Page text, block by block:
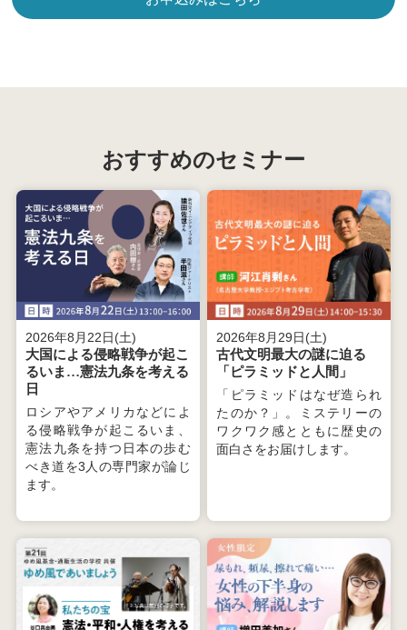
おすすめのセミナー
2026年8月22日(土)
大国による侵略戦争が起こ
るいま…憲法九条を考える
日
ロシアやアメリカなどによ
る侵略戦争が起こるいま、
憲法九条を持つ日本の歩む
べき道を3人の専門家が論じ
ます。
2026年8月29日(土)
古代文明最大の謎に迫る
「ピラミッドと人間」
「ピラミッドはなぜ造られ
たのか？」。ミステリーの
ワクワク感とともに歴史の
面白さをお届けします。